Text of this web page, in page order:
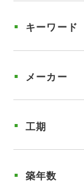
キーワード
メーカー
工期
築年数